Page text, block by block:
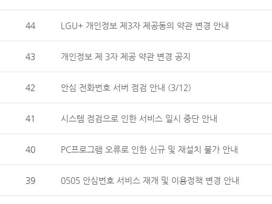
44 LGU+ 개인정보 제3자 제공동의 약관 변경 안내
43 개인정보 제 3자 제공 약관 변경 공지
42 안심 전화번호 서버 점검 안내 (3/12)
41 시스템 점검으로 인한 서비스 일시 중단 안내
40 PC프로그램 오류로 인한 신규 및 재설치 불가 안내
39 0505 안심번호 서비스 재개 및 이용정책 변경 안내